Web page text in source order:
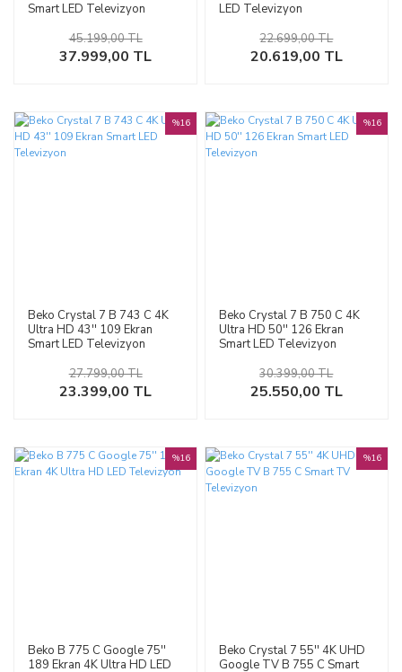
Smart LED Televizyon
37.999,00 TL
45.199,00 TL
LED Televizyon
20.619,00 TL
22.699,00 TL
Beko Crystal 7 B 743 C 4K
Ultra HD 43'' 109 Ekran
Smart LED Televizyon
%16
23.399,00 TL
27.799,00 TL
Beko Crystal 7 B 750 C 4K
Ultra HD 50'' 126 Ekran
Smart LED Televizyon
%16
25.550,00 TL
30.399,00 TL
Beko B 775 C Google 75''
189 Ekran 4K Ultra HD LED
%16
Beko Crystal 7 55'' 4K UHD
Google TV B 755 C Smart
%16